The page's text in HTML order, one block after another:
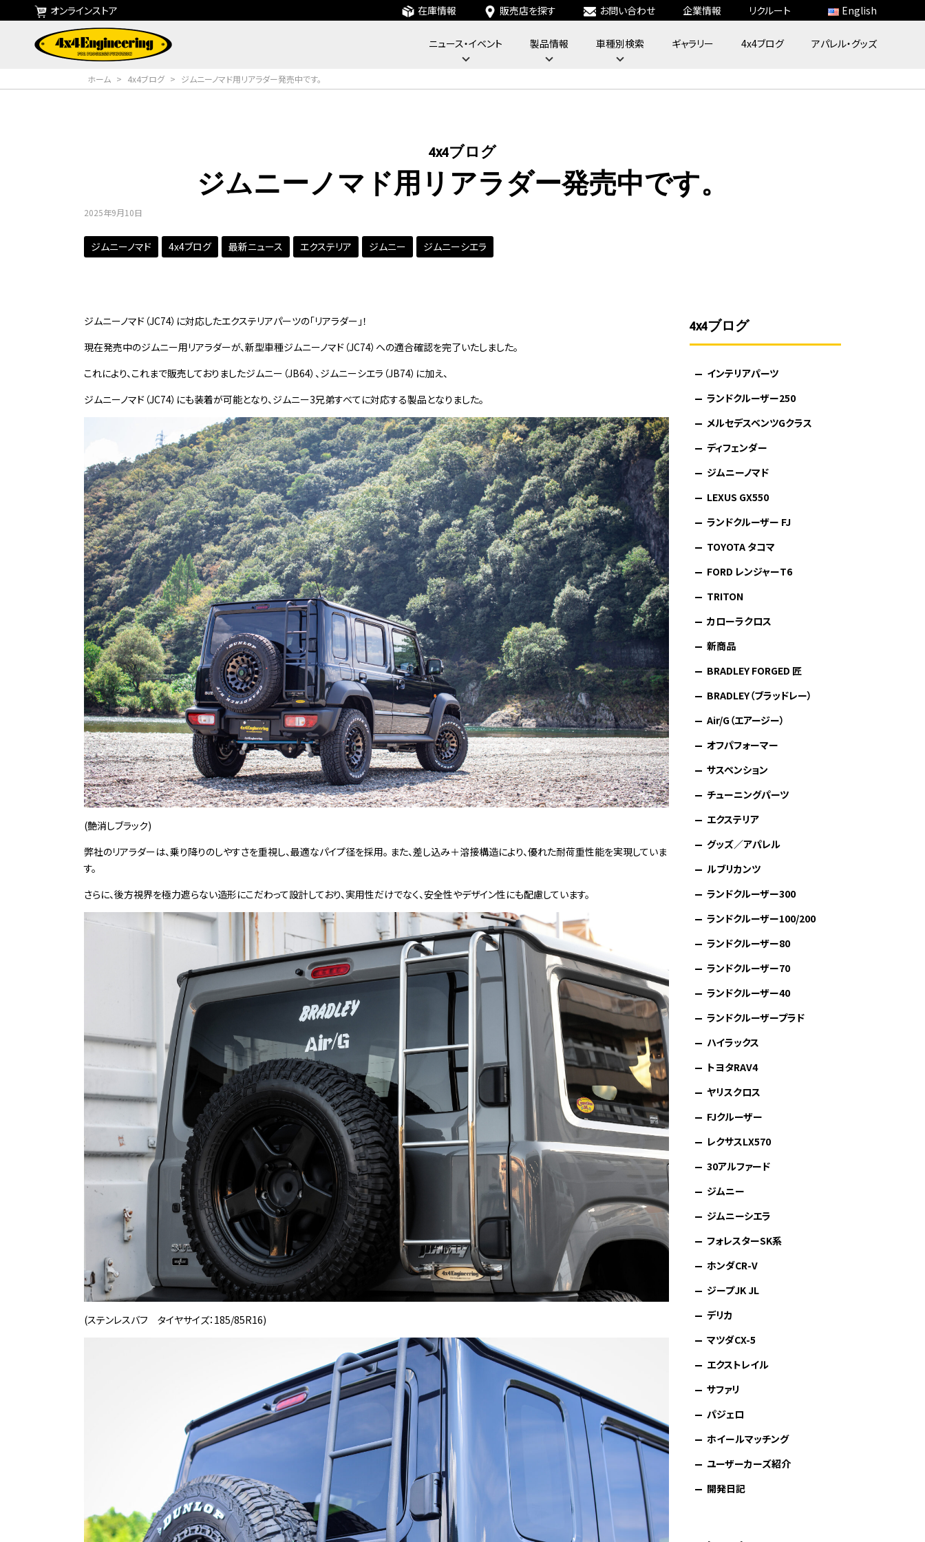
ニュース・イベント 製品情報 車種別検索 ギャラリー 4x4ブログ アパレル・グッズ
オンラインストア 在庫情報 販売店を探す お問い合わせ 企業情報 リクルート English
ホーム > 4x4ブログ > ジムニーノマド用リアラダー発売中です。
4x4ブログ
ジムニーノマド用リアラダー発売中です。
2025年9月10日
ジムニーノマド 4x4ブログ 最新ニュース エクステリア ジムニー ジムニーシエラ
ジムニーノマド（JC74）に対応したエクステリアパーツの「リアラダー」！
現在発売中のジムニー用リアラダーが、新型車種ジムニーノマド（JC74）への適合確認を完了いたしました。
これにより、これまで販売しておりましたジムニー（JB64）、ジムニーシエラ（JB74）に加え、
ジムニーノマド（JC74）にも装着が可能となり、ジムニー3兄弟すべてに対応する製品となりました。
(艶消しブラック)
弊社のリアラダーは、乗り降りのしやすさを重視し、最適なパイプ径を採用。 また、差し込み＋溶接構造により、優れた耐荷重性能を実現していま
す。
さらに、後方視界を極力遮らない造形にこだわって設計しており、実用性だけでなく、安全性やデザイン性にも配慮しています。
(ステンレスバフ タイヤサイズ：185/85R16)
4x4ブログ
インテリアパーツ
ランドクルーザー250
メルセデスベンツGクラス
ディフェンダー
ジムニーノマド
LEXUS GX550
ランドクルーザー FJ
TOYOTA タコマ
FORD レンジャーT6
TRITON
カローラクロス
新商品
BRADLEY FORGED 匠
BRADLEY（ブラッドレー）
Air/G（エアージー）
オフパフォーマー
サスペンション
チューニングパーツ
エクステリア
グッズ／アパレル
ルブリカンツ
ランドクルーザー300
ランドクルーザー100/200
ランドクルーザー80
ランドクルーザー70
ランドクルーザー40
ランドクルーザープラド
ハイラックス
トヨタRAV4
ヤリスクロス
FJクルーザー
レクサスLX570
30アルファード
ジムニー
ジムニーシエラ
フォレスターSK系
ホンダCR-V
ジープJK JL
デリカ
マツダCX-5
エクストレイル
サファリ
パジェロ
ホイールマッチング
ユーザーカーズ紹介
開発日記